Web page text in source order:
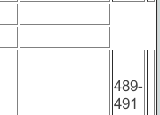
489-
491